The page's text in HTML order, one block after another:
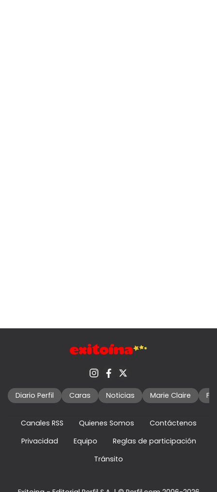
Diario Perfil Caras Noticias Marie Claire
Canales RSS Quienes Somos
Contáctenos
Privacidad
Equipo
Reglas de participación
Tránsito